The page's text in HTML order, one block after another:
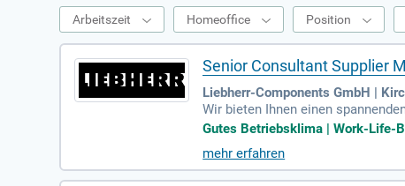
Arbeitszeit Homeoffice Position
Senior Consultant Supplier
Liebherr-Components GmbH |
Wir bieten Ihnen einen
Gutes Betriebsklima | Work-Life-
mehr erfahren